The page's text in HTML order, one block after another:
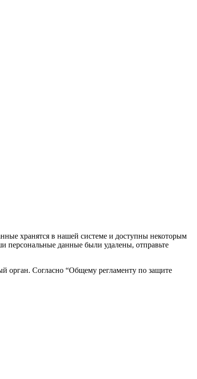
хранятся в нашей системе и доступны некоторым
персональные данные были удалены, отправьте
орган. Согласно “Общему регламенту по защите